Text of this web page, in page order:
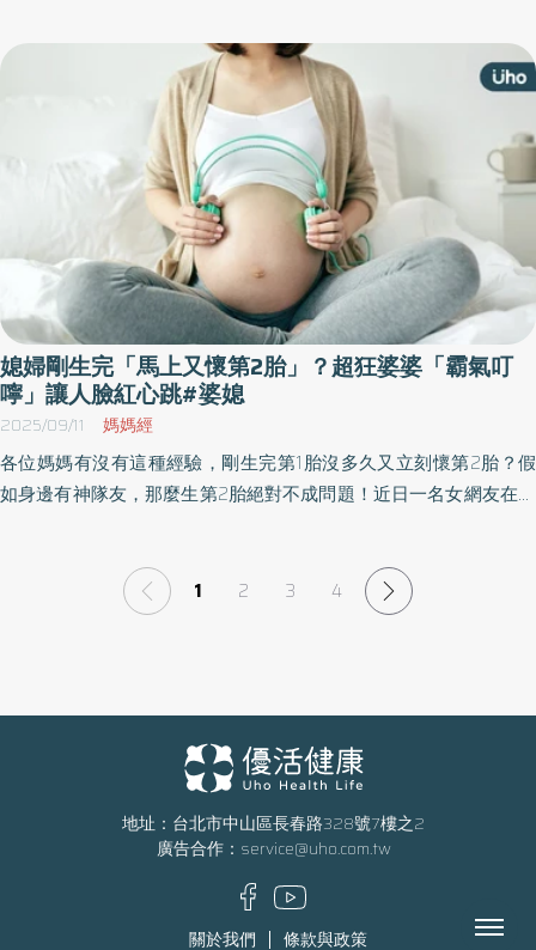
生》一書中，分享親身經歷的人生故事，讓讀者也能領悟其中的人
生智慧，創造豐富的生命軌跡。以下為原書摘文：
媳婦剛生完「馬上又懷第2胎」？超狂婆婆「霸氣叮
嚀」讓人臉紅心跳#婆媳
2025/09/11 媽媽經
各位媽媽有沒有這種經驗，剛生完第1胎沒多久又立刻懷第2胎？假
如身邊有神隊友，那麼生第2胎絕對不成問題！近日一名女網友在爆
1 2 3 4
地址：台北市中山區長春路328號7樓之2
廣告合作： service@uho.com.tw
關於我們 條款與政策 Menu